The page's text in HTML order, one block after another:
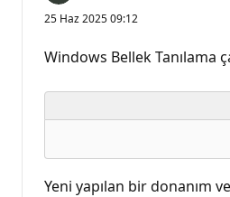
25 Haz 2025 09:12
Windows Bellek Tanılama
Yeni yapılan bir donanım